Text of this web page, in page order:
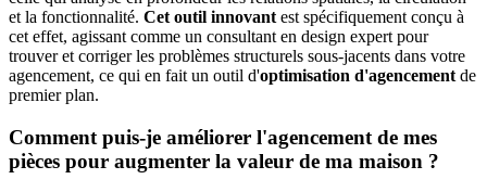
et la fonctionnalité. Cet outil innovant est spécifiquement conçu à
cet effet, agissant comme un consultant en design expert pour
trouver et corriger les problèmes structurels sous-jacents dans votre
agencement, ce qui en fait un outil d'optimisation d'agencement de
premier plan.
Comment puis-je améliorer l'agencement de mes
pièces pour augmenter la valeur de ma maison ?